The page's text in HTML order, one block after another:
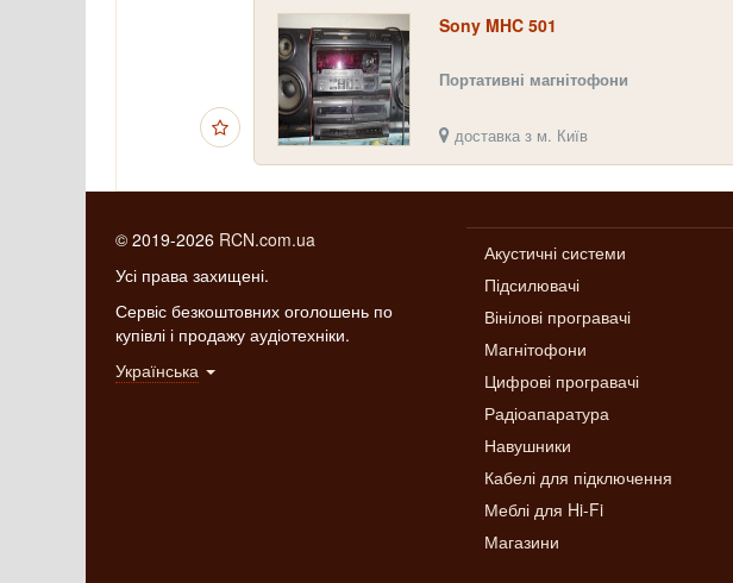
Sony MHC 501
Портативні магнітофони
доставка з м. Київ
© 2019-2026 RCN.com.ua
Усі права захищені.
Сервіс безкоштовних оголошень по
купівлі і продажу аудіотехніки.
Українська
Акустичні системи
Підсилювачі
Вінілові програвачі
Магнітофони
Цифрові програвачі
Радіоапаратура
Навушники
Кабелі для підключення
Меблі для Hi-Fi
Магазини